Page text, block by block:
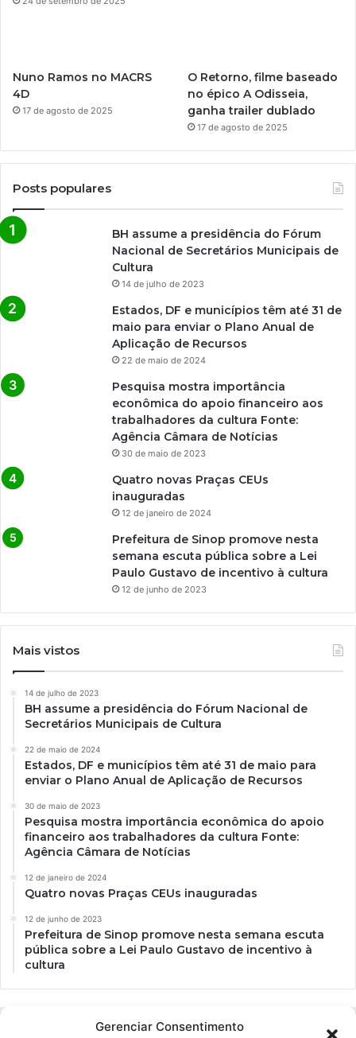
Gerenciar Consentimento
Nuno Ramos no MACRS
4D
17 de agosto de 2025
O Retorno, filme baseado
no épico A Odisseia,
ganha trailer dublado
17 de agosto de 2025
Posts populares
BH assume a presidência do Fórum
Nacional de Secretários Municipais de
Cultura
14 de julho de 2023
Estados, DF e municípios têm até 31 de
maio para enviar o Plano Anual de
Aplicação de Recursos
22 de maio de 2024
Pesquisa mostra importância
econômica do apoio financeiro aos
trabalhadores da cultura Fonte:
Agência Câmara de Notícias
30 de maio de 2023
Quatro novas Praças CEUs
inauguradas
12 de janeiro de 2024
Prefeitura de Sinop promove nesta
semana escuta pública sobre a Lei
Paulo Gustavo de incentivo à cultura
12 de junho de 2023
Mais vistos
14 de julho de 2023
BH assume a presidência do Fórum Nacional de
Secretários Municipais de Cultura
22 de maio de 2024
Estados, DF e municípios têm até 31 de maio para
enviar o Plano Anual de Aplicação de Recursos
30 de maio de 2023
Pesquisa mostra importância econômica do apoio
financeiro aos trabalhadores da cultura Fonte:
Agência Câmara de Notícias
12 de janeiro de 2024
Quatro novas Praças CEUs inauguradas
12 de junho de 2023
Prefeitura de Sinop promove nesta semana escuta
pública sobre a Lei Paulo Gustavo de incentivo à
cultura